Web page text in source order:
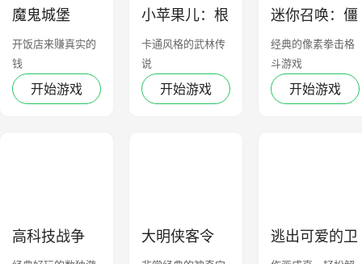
魔鬼城堡
开饭店来赚真实的
钱
开始游戏
小苹果儿：根
本停不下来
卡通风格的武林传
说
开始游戏
迷你召唤：僵
尸
经典的像素拳击格
斗游戏
开始游戏
高科技战争 大明侠客令
逃出可爱的卫